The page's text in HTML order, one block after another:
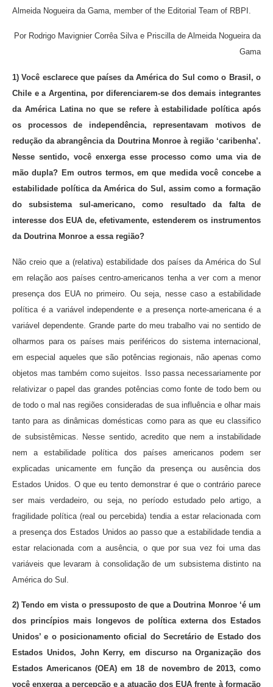
Almeida Nogueira da Gama, member of the Editorial Team of RBPI.
Por Rodrigo Mavignier Corrêa Silva e Priscilla de Almeida Nogueira da
Gama
1) Você esclarece que países da América do Sul como o Brasil, o
Chile e a Argentina, por diferenciarem-se dos demais integrantes
da América Latina no que se refere à estabilidade política após
os processos de independência, representavam motivos de
redução da abrangência da Doutrina Monroe à região ‘caribenha’.
Nesse sentido, você enxerga esse processo como uma via de
mão dupla? Em outros termos, em que medida você concebe a
estabilidade política da América do Sul, assim como a formação
do subsistema sul-americano, como resultado da falta de
interesse dos EUA de, efetivamente, estenderem os instrumentos
da Doutrina Monroe a essa região?
Não creio que a (relativa) estabilidade dos países da América do Sul
em relação aos países centro-americanos tenha a ver com a menor
presença dos EUA no primeiro. Ou seja, nesse caso a estabilidade
política é a variável independente e a presença norte-americana é a
variável dependente. Grande parte do meu trabalho vai no sentido de
olharmos para os países mais periféricos do sistema internacional,
em especial aqueles que são potências regionais, não apenas como
objetos mas também como sujeitos. Isso passa necessariamente por
relativizar o papel das grandes potências como fonte de todo bem ou
de todo o mal nas regiões consideradas de sua influência e olhar mais
tanto para as dinâmicas domésticas como para as que eu classifico
de subsistêmicas. Nesse sentido, acredito que nem a instabilidade
nem a estabilidade política dos países americanos podem ser
explicadas unicamente em função da presença ou ausência dos
Estados Unidos. O que eu tento demonstrar é que o contrário parece
ser mais verdadeiro, ou seja, no período estudado pelo artigo, a
fragilidade política (real ou percebida) tendia a estar relacionada com
a presença dos Estados Unidos ao passo que a estabilidade tendia a
estar relacionada com a ausência, o que por sua vez foi uma das
variáveis que levaram à consolidação de um subsistema distinto na
América do Sul.
2) Tendo em vista o pressuposto de que a Doutrina Monroe ‘é um
dos princípios mais longevos de política externa dos Estados
Unidos’ e o posicionamento oficial do Secretário de Estado dos
Estados Unidos, John Kerry, em discurso na Organização dos
Estados Americanos (OEA) em 18 de novembro de 2013, como
você enxerga a percepção e a atuação dos EUA frente à formação